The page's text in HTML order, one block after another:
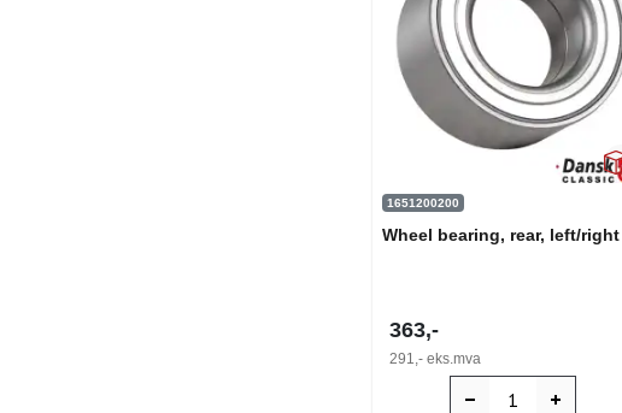
1651200200
Wheel bearing, rear, left/right
363,-
291,- eks.mva